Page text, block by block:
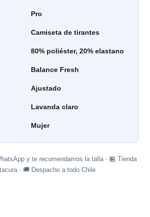
Pro
Camiseta de tirantes
80% poliéster, 20% elastano
Balance Fresh
Ajustado
Lavanda claro
Mujer
y te recomendamos la talla · 🏪 Tienda
· 🚚 Despacho a todo Chile